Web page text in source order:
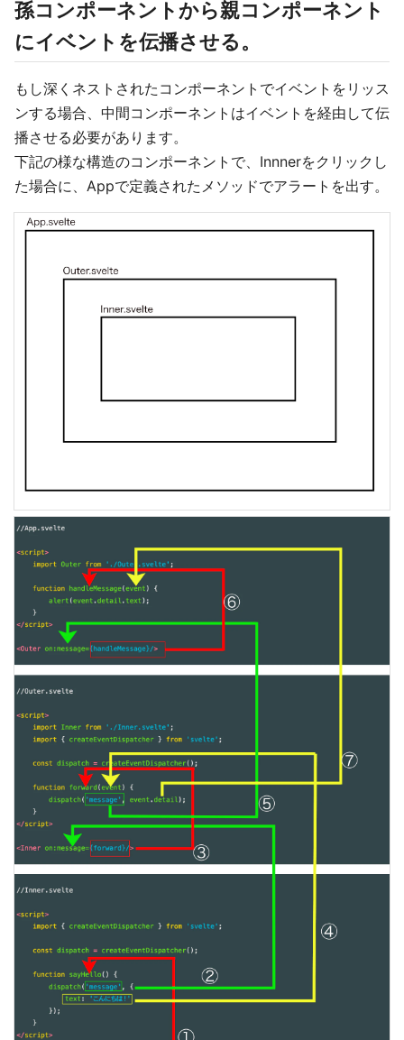
孫コンポーネントから親コンポーネント
にイベントを伝播させる。
もし深くネストされたコンポーネントでイベントをリッス
ンする場合、中間コンポーネントはイベントを経由して伝
播させる必要があります。
下記の様な構造のコンポーネントで、Innnerをクリックし
た場合に、Appで定義されたメソッドでアラートを出す。